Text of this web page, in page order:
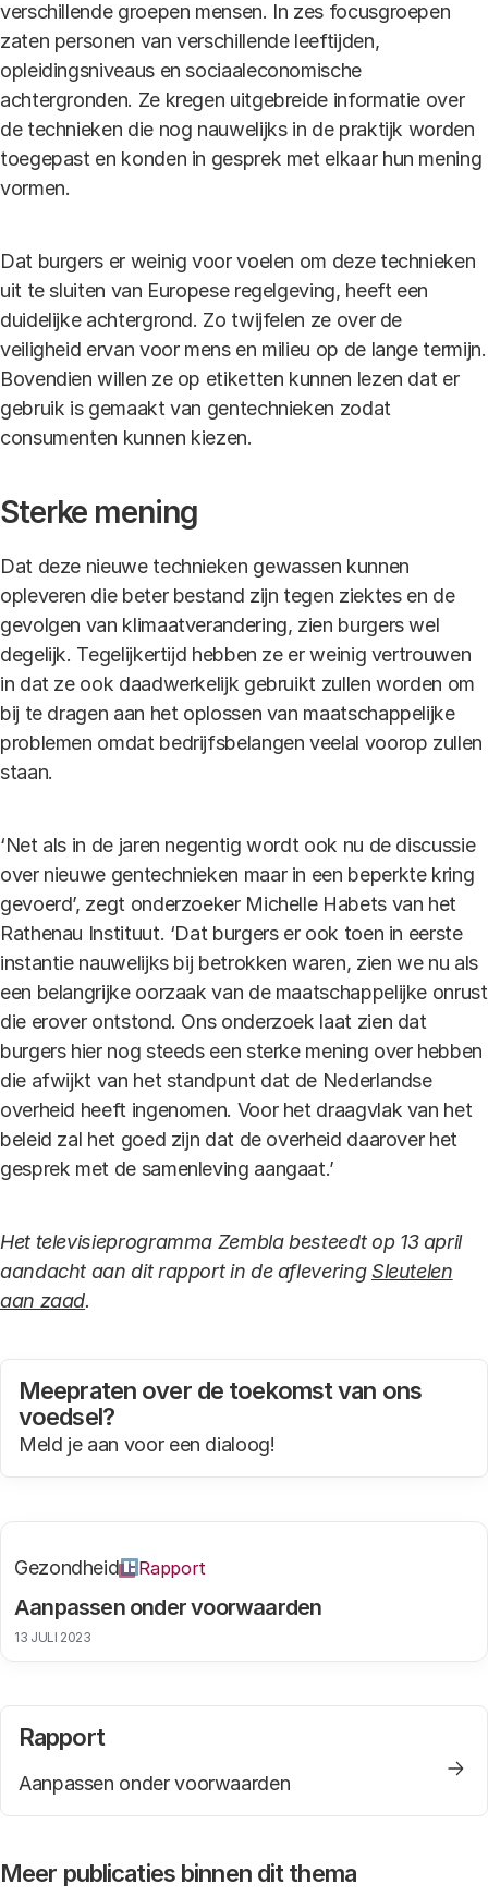
verschillende groepen mensen. In zes focusgroepen
zaten personen van verschillende leeftijden,
opleidingsniveaus en sociaaleconomische
achtergronden. Ze kregen uitgebreide informatie over
de technieken die nog nauwelijks in de praktijk worden
toegepast en konden in gesprek met elkaar hun mening
vormen.
Dat burgers er weinig voor voelen om deze technieken
uit te sluiten van Europese regelgeving, heeft een
duidelijke achtergrond. Zo twijfelen ze over de
veiligheid ervan voor mens en milieu op de lange termijn.
Bovendien willen ze op etiketten kunnen lezen dat er
gebruik is gemaakt van gentechnieken zodat
consumenten kunnen kiezen.
Sterke mening
Dat deze nieuwe technieken gewassen kunnen
opleveren die beter bestand zijn tegen ziektes en de
gevolgen van klimaatverandering, zien burgers wel
degelijk. Tegelijkertijd hebben ze er weinig vertrouwen
in dat ze ook daadwerkelijk gebruikt zullen worden om
bij te dragen aan het oplossen van maatschappelijke
problemen omdat bedrijfsbelangen veelal voorop zullen
staan.
‘Net als in de jaren negentig wordt ook nu de discussie
over nieuwe gentechnieken maar in een beperkte kring
gevoerd’, zegt onderzoeker Michelle Habets van het
Rathenau Instituut. ‘Dat burgers er ook toen in eerste
instantie nauwelijks bij betrokken waren, zien we nu als
een belangrijke oorzaak van de maatschappelijke onrust
die erover ontstond. Ons onderzoek laat zien dat
burgers hier nog steeds een sterke mening over hebben
die afwijkt van het standpunt dat de Nederlandse
overheid heeft ingenomen. Voor het draagvlak van het
beleid zal het goed zijn dat de overheid daarover het
gesprek met de samenleving aangaat.’
Het televisieprogramma Zembla besteedt op 13 april
aandacht aan dit rapport in de afleveringSleutelen
aan zaad.
Meepraten over de toekomst van ons
voedsel?
Meld je aan voor een dialoog!
Aanpassen onder voorwaarden
Gezondheid Rapport
13 JULI 2023
Rapport
Aanpassen onder voorwaarden
Meer publicaties binnen dit thema